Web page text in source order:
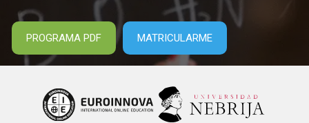
PROGRAMA PDF MATRICULARME